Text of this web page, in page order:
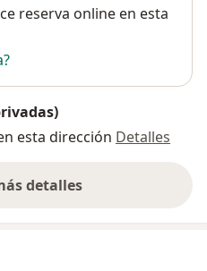
reserva online en esta
esta dirección Detalles
detalles
sobre la dirección